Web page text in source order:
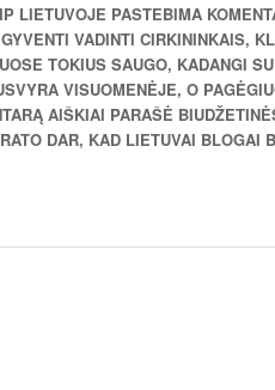
LIETUVOJE PASTEBIMA
VADINTI CIRKININKAIS,
TOKIUS SAUGO, KADANGI
VISUOMENĖJE, O
AIŠKIAI PARAŠĖ
DAR, KAD LIETUVAI BLOGAI